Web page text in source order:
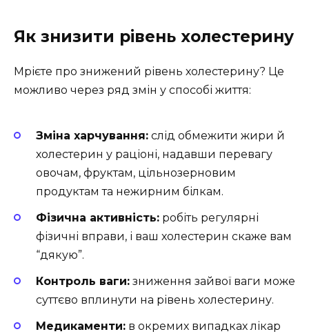
Як знизити рівень холестерину
Мрієте про знижений рівень холестерину? Це
можливо через ряд змін у способі життя:
Зміна харчування: слід обмежити жири й
холестерин у раціоні, надавши перевагу
овочам, фруктам, цільнозерновим
продуктам та нежирним білкам.
Фізична активність: робіть регулярні
фізичні вправи, і ваш холестерин скаже вам
“дякую”.
Контроль ваги: зниження зайвої ваги може
суттєво вплинути на рівень холестерину.
Медикаменти: в окремих випадках лікар